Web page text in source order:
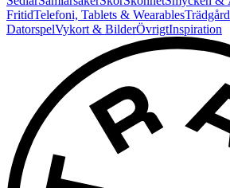
FritidTelefoni, Tablets & Wearables
DatorspelVykort & BilderÖvrigtInspiration